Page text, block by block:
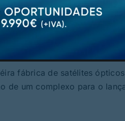
açoriano apontou a
estratégico dos Açores no
setor espacial em território
fábrica de satélites
de um complexo para o